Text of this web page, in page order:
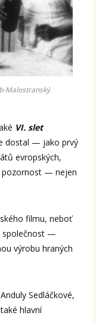
Malostranský
VI. slet
dostal — jako prvý
evropských,
pozornost — nejen
filmu, neboť
společnost —
výrobu hraných
Sedláčkové,
hlavní